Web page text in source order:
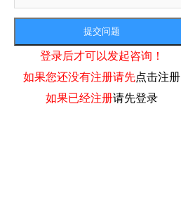
登录后才可以发起咨询！
如果您还没有注册请先点击注册
如果已经注册请先登录